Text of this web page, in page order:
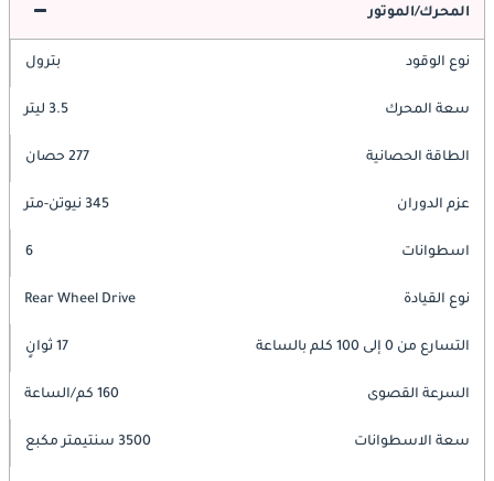
المحرك/الموتور
نوع الوقود بترول
سعة المحرك 3.5 ليتر
الطاقة الحصانية 277 حصان
عزم الدوران 345 نيوتن-متر
اسطوانات 6
نوع القيادة Rear Wheel Drive
التسارع من 0 إلى 100 كلم بالساعة 17 ثوانٍ
السرعة القصوى 160 كم/الساعة
سعة الاسطوانات 3500 سنتيمتر مكبع